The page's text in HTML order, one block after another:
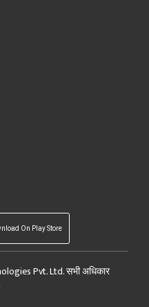
On Play Store
Pvt. Ltd. सभी अधिकार